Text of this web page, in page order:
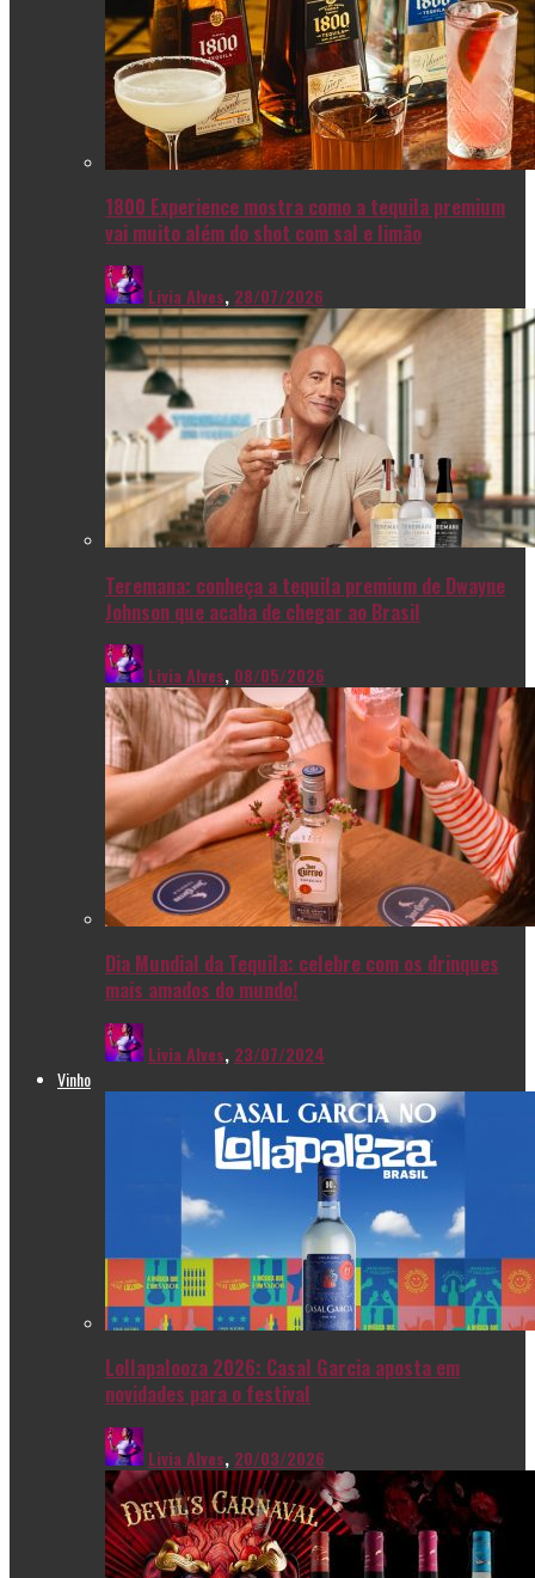
1800 Experience mostra como a tequila premium
vai muito além do shot com sal e limão
Livia Alves, 28/07/2026
Teremana: conheça a tequila premium de Dwayne
Johnson que acaba de chegar ao Brasil
Livia Alves, 08/05/2026
Dia Mundial da Tequila: celebre com os drinques
mais amados do mundo!
Livia Alves, 23/07/2024
Vinho
Lollapalooza 2026: Casal Garcia aposta em
novidades para o festival
Livia Alves, 20/03/2026